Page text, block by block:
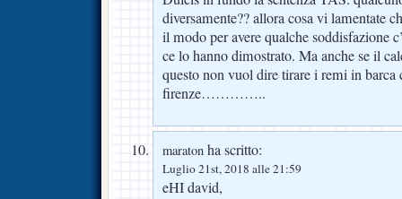
diversamente?? allora cosa vi lamentate
il modo per avere qualche soddisfazione
ce lo hanno dimostrato. Ma anche se il
questo non vuol dire tirare i remi in barca
firenze…………..
maraton ha scritto:
Luglio 21st, 2018 alle 21:59
eHI david,